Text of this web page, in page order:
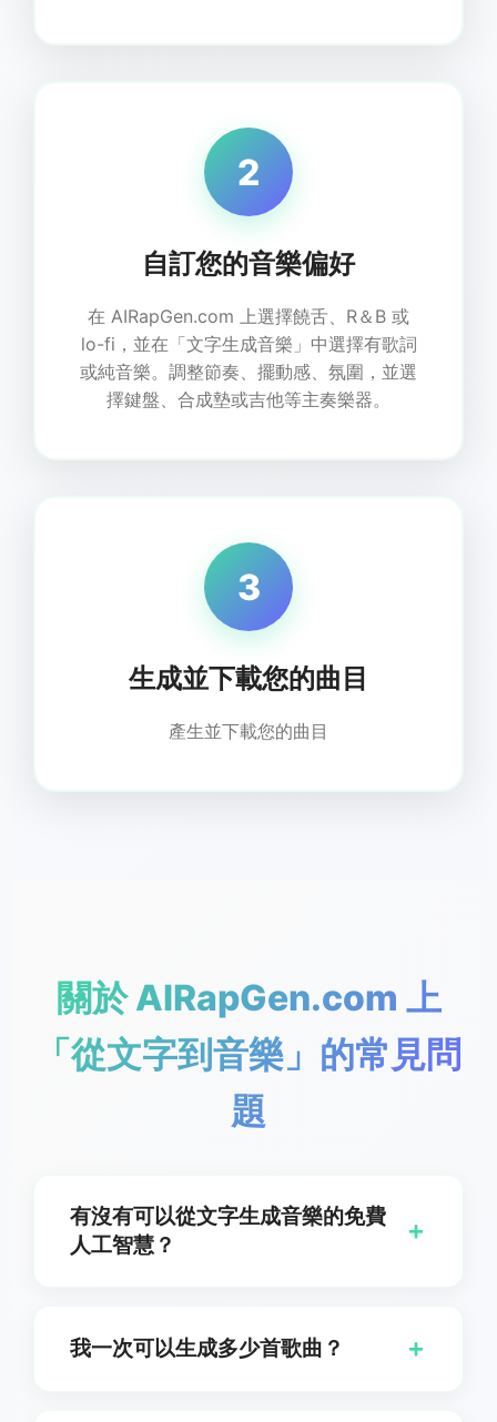
2
自訂您的音樂偏好
在 AIRapGen.com 上選擇饒舌、R＆B 或
lo-fi，並在「文字生成音樂」中選擇有歌詞
或純音樂。調整節奏、擺動感、氛圍，並選
擇鍵盤、合成墊或吉他等主奏樂器。
3
生成並下載您的曲目
產生並下載您的曲目
關於 AIRapGen.com 上
「從文字到音樂」的常見問
題
有沒有可以從文字生成音樂的免費
人工智慧？
+
工智慧技術會將您的文字轉換成美妙的音樂，對於基本
我一次可以生成多少首歌曲？ +